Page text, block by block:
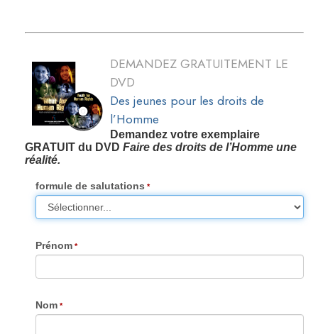
DEMANDEZ GRATUITEMENT LE
DVD
Des jeunes pour les droits de
l’Homme
Demandez votre exemplaire
GRATUIT du DVD Faire des droits de l’Homme une
réalité.
formule de salutations
Prénom
Nom